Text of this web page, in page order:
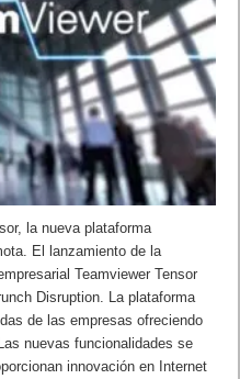
la nueva plataforma
El lanzamiento de la
Teamviewer Tensor
Disruption. La plataforma
de las empresas ofreciendo
nuevas funcionalidades se
innovación en Internet